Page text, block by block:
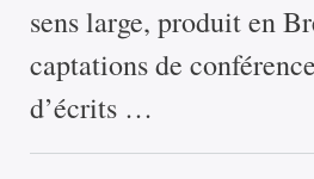
sens large, produit en
captations de
d’écrits …